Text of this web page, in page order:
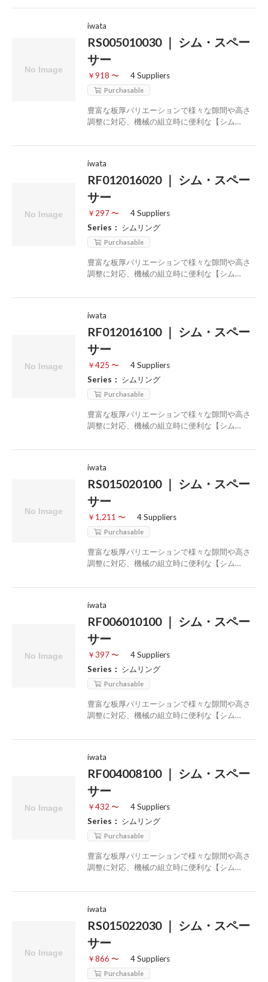
iwata
RS005010030 ｜ シム・スペー
サー
￥918 〜 4 Suppliers
Purchasable
豊富な板厚バリエーションで様々な隙間や高さ
調整に対応、機械の組立時に便利な【シム…
iwata
RF012016020 ｜ シム・スペー
サー
￥297 〜
4 Suppliers
Series： シムリング
Purchasable
豊富な板厚バリエーションで様々な隙間や高さ
調整に対応、機械の組立時に便利な【シム…
iwata
RF012016100 ｜ シム・スペー
サー
￥425 〜
4 Suppliers
Series： シムリング
Purchasable
豊富な板厚バリエーションで様々な隙間や高さ
調整に対応、機械の組立時に便利な【シム…
iwata
RS015020100 ｜ シム・スペー
サー
￥1,211 〜 4 Suppliers
Purchasable
豊富な板厚バリエーションで様々な隙間や高さ
調整に対応、機械の組立時に便利な【シム…
iwata
RF006010100 ｜ シム・スペー
サー
￥397 〜
4 Suppliers
Series： シムリング
Purchasable
豊富な板厚バリエーションで様々な隙間や高さ
調整に対応、機械の組立時に便利な【シム…
iwata
RF004008100 ｜ シム・スペー
サー
￥432 〜
4 Suppliers
Series： シムリング
Purchasable
豊富な板厚バリエーションで様々な隙間や高さ
調整に対応、機械の組立時に便利な【シム…
iwata
RS015022030 ｜ シム・スペー
サー
￥866 〜 4 Suppliers
Purchasable